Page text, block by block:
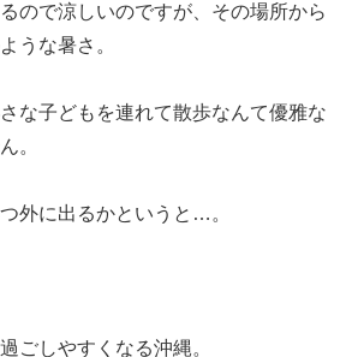
ので涼しいのですが、その場所から
うな暑さ。
な子どもを連れて散歩なんて優雅な
。
外に出るかというと…。
ごしやすくなる沖縄。